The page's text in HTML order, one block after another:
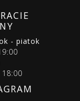
- piatok